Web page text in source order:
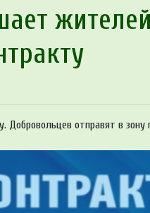
отправят в зону